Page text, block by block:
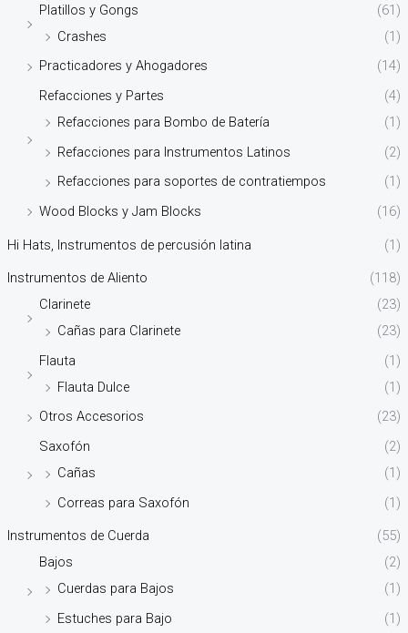
Platillos y Gongs
(61)
Crashes
(1)
Practicadores y Ahogadores
(14)
Refacciones y Partes
(4)
Refacciones para Bombo de Batería
(1)
Refacciones para Instrumentos Latinos
(2)
Refacciones para soportes de contratiempos
(1)
Wood Blocks y Jam Blocks
(16)
Hi Hats, Instrumentos de percusión latina (1)
Instrumentos de Aliento
(118)
Clarinete
(23)
Cañas para Clarinete
(23)
Flauta
(1)
Flauta Dulce
(1)
Otros Accesorios
(23)
Saxofón
(2)
Cañas
(1)
Correas para Saxofón
(1)
Instrumentos de Cuerda
(55)
Bajos
(2)
Cuerdas para Bajos
(1)
Estuches para Bajo
(1)